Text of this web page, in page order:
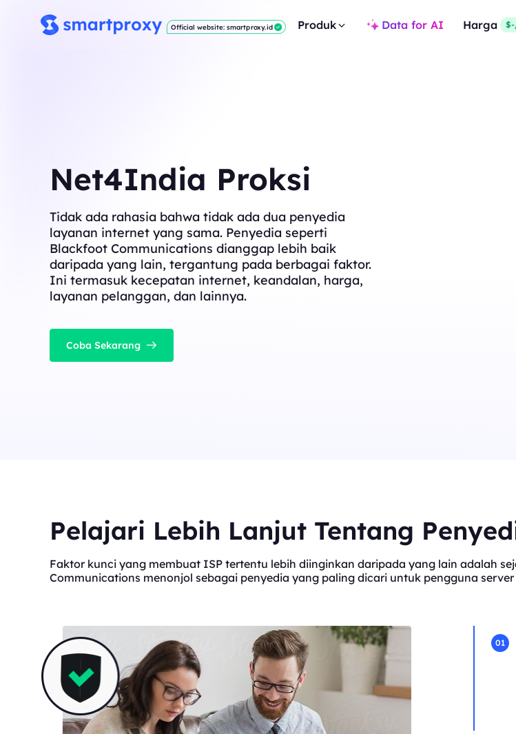
Official website: smartproxy.id Produk Data for AI Harga
Net4India Proksi
Tidak ada rahasia bahwa tidak ada dua penyedia
layanan internet yang sama. Penyedia seperti
Blackfoot Communications dianggap lebih baik
daripada yang lain, tergantung pada berbagai faktor.
Ini termasuk kecepatan internet, keandalan, harga,
layanan pelanggan, dan lainnya.
Coba Sekarang
Pelajari Lebih Lanjut Tentang
Faktor kunci yang membuat ISP tertentu lebih diinginkan daripada yang lain adalah
Communications menonjol sebagai penyedia yang paling dicari untuk pengguna server
01